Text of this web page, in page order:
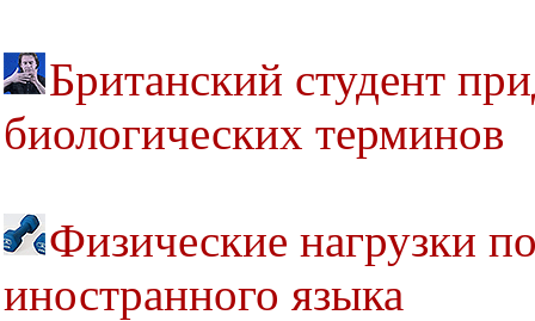
Британский студент
биологических терминов
Физические нагрузки
иностранного языка